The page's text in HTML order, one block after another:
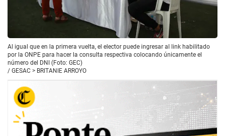
Al igual que en la primera vuelta, el elector puede ingresar al link habilitado
por la ONPE para hacer la consulta respectiva colocando únicamente el
número del DNI (Foto: GEC)
/ GESAC > BRITANIE ARROYO